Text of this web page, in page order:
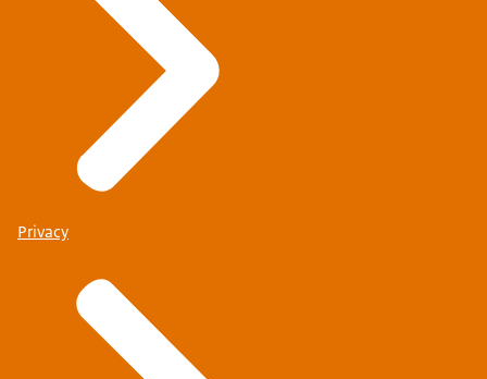
Privacy